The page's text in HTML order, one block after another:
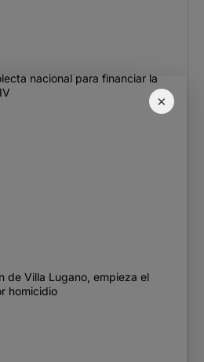
×
nacional para financiar la
de Villa Lugano, empieza el
homicidio